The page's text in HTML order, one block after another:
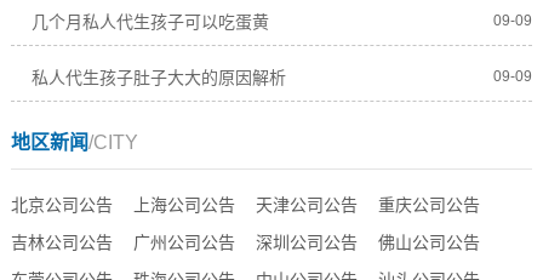
几个月私人代生孩子可以吃蛋黄 09-09
私人代生孩子肚子大大的原因解析 09-09
地区新闻/CITY
北京公司公告 上海公司公告 天津公司公告
重庆公司公告
吉林公司公告
广州公司公告 深圳公司公告
佛山公司公告